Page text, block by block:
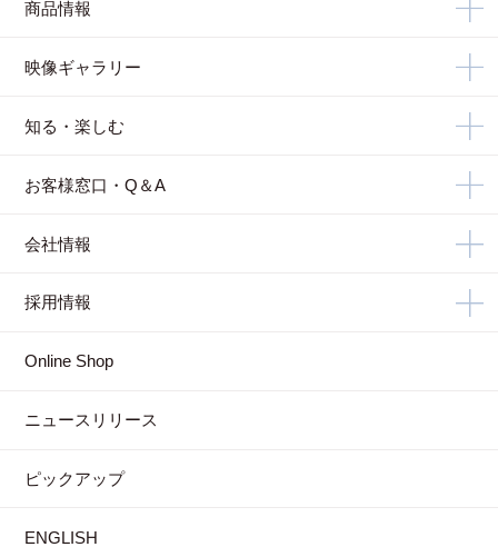
商品情報
映像ギャラリー
知る・楽しむ
お客様窓口・Q＆A
会社情報
採用情報
Online Shop
ニュースリリース
ピックアップ
ENGLISH